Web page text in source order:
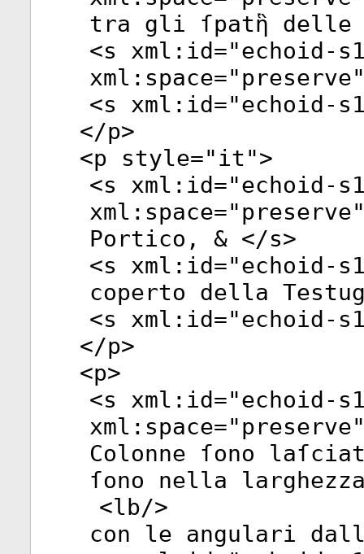
tra gli ſpatἣ delle
<s xml:id="echoid-
xml:space="preserve
<s xml:id="echoid-
</p>
<p style="it">
<s xml:id="echoid-
xml:space="preserve
Portico, & </s>
<s xml:id="echoid-
coperto della
<s xml:id="echoid-
</p>
<p>
<s xml:id="echoid-
xml:space="preserve
Colonne ſono
ſono nella
<lb/>
con le angulari